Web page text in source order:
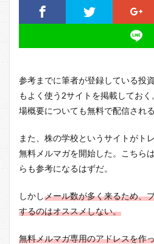
参考までに筆者が登録している投
もよく使う2サイトを掲載してお
場概要についても無料で配信され
また、株の学校というサイトがト
無料メルマガを開始した。こちら
らも参考になるはずだ。
しかしメール数が多く来るため、
するのはオススメしない。
無料メルマガ専用のアドレスを作